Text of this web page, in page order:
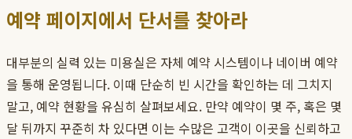
예약 페이지에서 단서를 찾아라
대부분의 실력 있는 미용실은 자체 예약 시스템이나 네이버 예약
을 통해 운영됩니다. 이때 단순히 빈 시간을 확인하는 데 그치지
말고, 예약 현황을 유심히 살펴보세요. 만약 예약이 몇 주, 혹은 몇
달 뒤까지 꾸준히 차 있다면 이는 수많은 고객이 이곳을 신뢰하고